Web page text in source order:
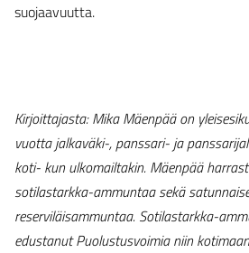
suojaavuutta.
Kirjoittajasta: Mika Mäenpää on
vuotta jalkaväki-, panssari- ja
koti- kun ulkomailtakin. Mäenpää
sotilastarkka-ammuntaa sekä
reserviläisammuntaa. Sotilastarkka-
edustanut Puolustusvoimia niin